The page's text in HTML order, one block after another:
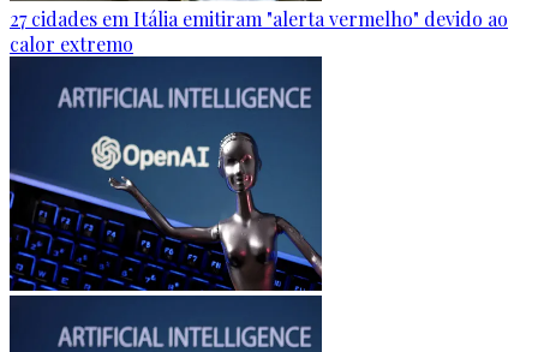
27 cidades em Itália emitiram "alerta vermelho" devido ao
calor extremo